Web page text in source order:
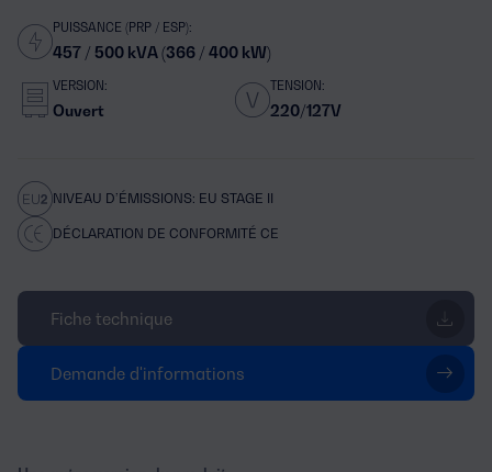
PUISSANCE (PRP / ESP):
457 / 500 kVA (366 / 400 kW)
VERSION:
Ouvert
TENSION:
220/127V
NIVEAU D’ÉMISSIONS: EU STAGE II
DÉCLARATION DE CONFORMITÉ CE
Fiche technique
Demande d'informations